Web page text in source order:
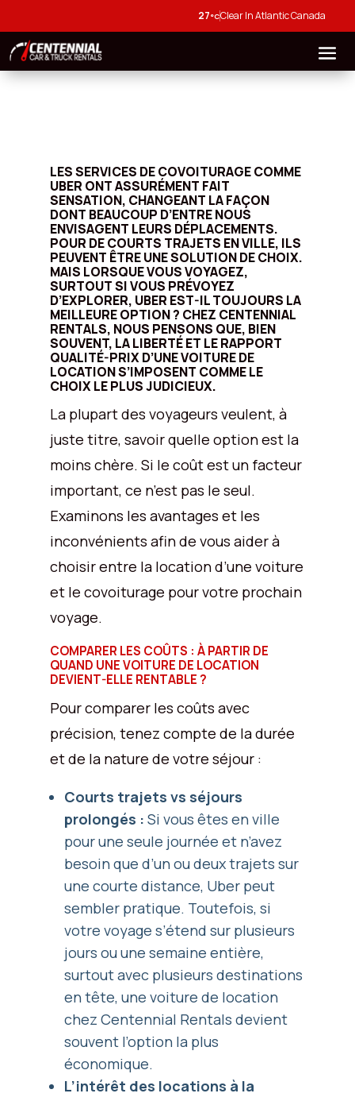
27°CClear In Atlantic Canada
LES SERVICES DE COVOITURAGE COMME
UBER ONT ASSURÉMENT FAIT
SENSATION, CHANGEANT LA FAÇON
DONT BEAUCOUP D’ENTRE NOUS
ENVISAGENT LEURS DÉPLACEMENTS.
POUR DE COURTS TRAJETS EN VILLE, ILS
PEUVENT ÊTRE UNE SOLUTION DE CHOIX.
MAIS LORSQUE VOUS VOYAGEZ,
SURTOUT SI VOUS PRÉVOYEZ
D’EXPLORER, UBER EST-IL TOUJOURS LA
MEILLEURE OPTION ? CHEZ CENTENNIAL
RENTALS, NOUS PENSONS QUE, BIEN
SOUVENT, LA LIBERTÉ ET LE RAPPORT
QUALITÉ-PRIX D’UNE VOITURE DE
LOCATION S’IMPOSENT COMME LE
CHOIX LE PLUS JUDICIEUX.
La plupart des voyageurs veulent, à
juste titre, savoir quelle option est la
moins chère. Si le coût est un facteur
important, ce n’est pas le seul.
Examinons les avantages et les
inconvénients afin de vous aider à
choisir entre la location d’une voiture
et le covoiturage pour votre prochain
voyage.
COMPARER LES COÛTS : À PARTIR DE
QUAND UNE VOITURE DE LOCATION
DEVIENT-ELLE RENTABLE ?
Pour comparer les coûts avec
précision, tenez compte de la durée
et de la nature de votre séjour :
Courts trajets vs séjours
prolongés : Si vous êtes en ville
pour une seule journée et n’avez
besoin que d’un ou deux trajets sur
une courte distance, Uber peut
sembler pratique. Toutefois, si
votre voyage s’étend sur plusieurs
jours ou une semaine entière,
surtout avec plusieurs destinations
en tête, une voiture de location
chez Centennial Rentals devient
souvent l’option la plus
économique.
L’intérêt des locations à la